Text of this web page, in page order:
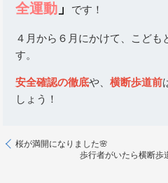
全運動 」 です！
４月から６月にかけて、こども
す。
安全確認の徹底や、横断歩道前
しょう！
桜が満開になりました🌸
歩行者がいたら横断歩